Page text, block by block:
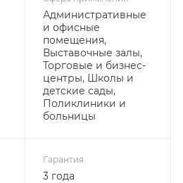
Административные
и офисные
помещения,
Выставочные залы,
Торговые и бизнес-
центры, Школы и
детские сады,
Поликлиники и
больницы
Гарантия
3 года